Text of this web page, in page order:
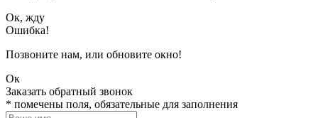
Ок, жду
Ошибка!
Позвоните нам, или обновите окно!
Ок
Заказать обратный звонок
* помечены поля, обязательные для заполнения